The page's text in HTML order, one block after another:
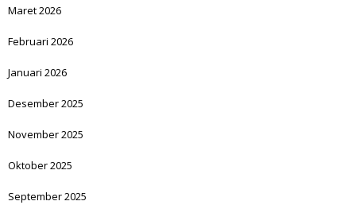
Maret 2026
Februari 2026
Januari 2026
Desember 2025
November 2025
Oktober 2025
September 2025